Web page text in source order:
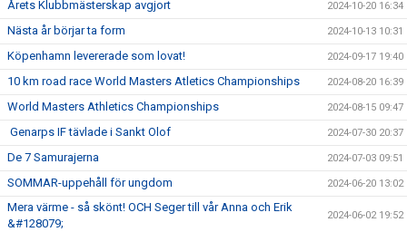
Årets Klubbmästerskap avgjort 2024-10-20 16:34
Nästa år börjar ta form 2024-10-13 10:31
Köpenhamn levererade som lovat! 2024-09-17 19:40
10 km road race World Masters Atletics Championships 2024-08-20 16:39
World Masters Athletics Championships 2024-08-15 09:47
Genarps IF tävlade i Sankt Olof 2024-07-30 20:37
De 7 Samurajerna 2024-07-03 09:51
SOMMAR-uppehåll för ungdom 2024-06-20 13:02
Mera värme - så skönt! OCH Seger till vår Anna och Erik
&#128079;
2024-06-02 19:52